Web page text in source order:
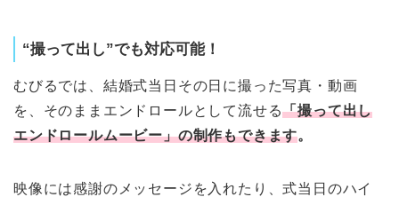
“撮って出し”でも対応可能！
むびるでは、結婚式当日その日に撮った写真・動画
を、そのままエンドロールとして流せる「撮って出し
エンドロールムービー」の制作もできます。
映像には感謝のメッセージを入れたり、式当日のハイ